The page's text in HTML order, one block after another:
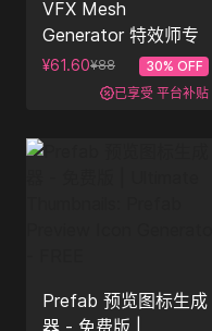
VFX Mesh
Generator 特效师专
用模型生成工具
¥61.60¥88 30% OFF
已享受 平台补贴
Prefab 预览图标生成
器 - 免费版 |